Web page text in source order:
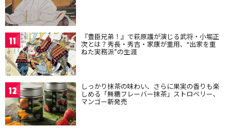
11 『豊臣兄弟！』で萩原護が演じる武将・小堀正
次とは？秀長・秀吉・家康が重用、“出家を重
ねた実務派”の生涯
12 しっかり抹茶の味わい、さらに果実の香りも楽
しめる「無糖フレーバー抹茶」ストロベリー、
マンゴー新発売